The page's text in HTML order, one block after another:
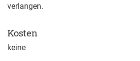
verlangen.
Kosten
keine